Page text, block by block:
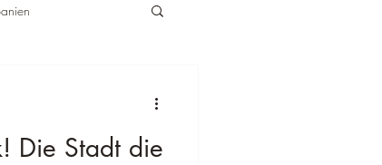
Die Stadt die